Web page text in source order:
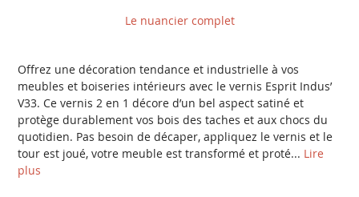
Le nuancier complet
Offrez une décoration tendance et industrielle à vos
meubles et boiseries intérieurs avec le vernis Esprit Indus’
V33. Ce vernis 2 en 1 décore d’un bel aspect satiné et
protège durablement vos bois des taches et aux chocs du
quotidien. Pas besoin de décaper, appliquez le vernis et le
tour est joué, votre meuble est transformé et proté... Lire
plus